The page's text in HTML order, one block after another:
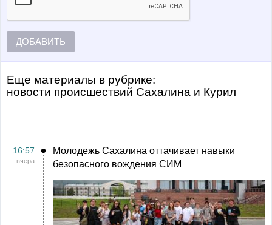
ДОБАВИТЬ
Еще материалы в рубрике:
Новости происшествий Сахалина и Курил
16:57
вчера
Молодежь Сахалина оттачивает навыки
безопасного вождения СИМ